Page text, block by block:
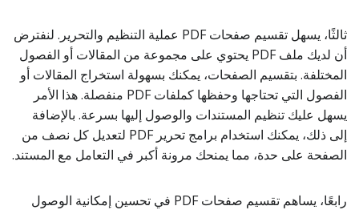
ثالثًا، يسهل تقسيم صفحات PDF عملية التنظيم والتحرير. لنفترض
أن لديك ملف PDF يحتوي على مجموعة من المقالات أو الفصول
المختلفة. بتقسيم الصفحات، يمكنك بسهولة استخراج المقالات أو
الفصول التي تحتاجها وحفظها كملفات PDF منفصلة. هذا الأمر
يسهل عليك تنظيم المستندات والوصول إليها بسرعة. بالإضافة
إلى ذلك، يمكنك استخدام برامج تحرير PDF لتعديل كل نصف من
الصفحة على حدة، مما يمنحك مرونة أكبر في التعامل مع المستند.
رابعًا، يساهم تقسيم صفحات PDF في تحسين إمكانية الوصول